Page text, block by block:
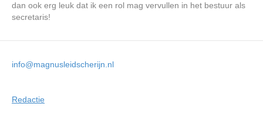
dan ook erg leuk dat ik een rol mag vervullen in het bestuur als
secretaris!
info@magnusleidscherijn.nl
Redactie